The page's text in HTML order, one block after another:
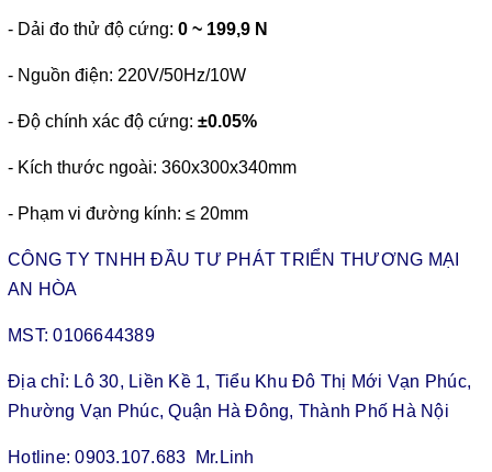
- Dải đo thử độ cứng: 0 ~ 199,9 N
- Nguồn điện: 220V/50Hz/10W
- Độ chính xác độ cứng: ±0.05%
- Kích thước ngoài: 360x300x340mm
- Phạm vi đường kính: ≤ 20mm
CÔNG TY TNHH ĐẦU TƯ PHÁT TRIỂN THƯƠNG MẠI
AN HÒA
MST: 0106644389
Địa chỉ: Lô 30, Liền Kề 1, Tiểu Khu Đô Thị Mới Vạn Phúc,
Phường Vạn Phúc, Quận Hà Đông, Thành Phố Hà Nội
Hotline: 0903.107.683 Mr.Linh